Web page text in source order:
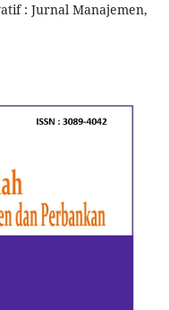
: Jurnal Manajemen,